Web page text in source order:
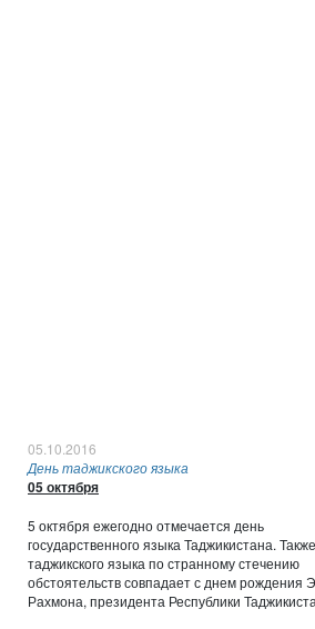
05.10.2016
День таджикского языка
05 октября
5 октября ежегодно отмечается день
государственного языка Таджикистана.
таджикского языка по странному стечению
обстоятельств совпадает с днем рождения
Рахмона, президента Республики